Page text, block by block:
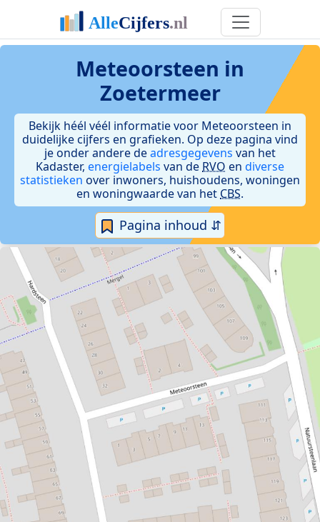
Meteoorsteen in
Zoetermeer
Bekijk héél véél informatie voor Meteoorsteen in
duidelijke cijfers en grafieken. Op deze pagina vind
je onder andere deadresgegevens van het
Kadaster, energielabels van de RVO en diverse
statistieken over inwoners, huishoudens, woningen
en woningwaarde van het CBS.
Pagina inhoud ⇵